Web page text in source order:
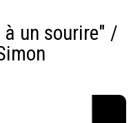
un sourire" /